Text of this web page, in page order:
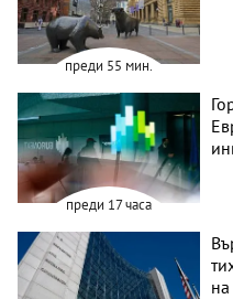
преди 55 мин.
преди 17 часа